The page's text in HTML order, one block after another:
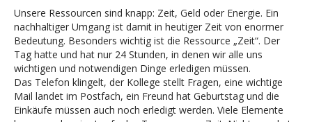
Unsere Ressourcen sind knapp: Zeit, Geld oder Energie. Ein
nachhaltiger Umgang ist damit in heutiger Zeit von enormer
Bedeutung. Besonders wichtig ist die Ressource „Zeit“. Der
Tag hatte und hat nur 24 Stunden, in denen wir alle uns
wichtigen und notwendigen Dinge erledigen müssen.
Das Telefon klingelt, der Kollege stellt Fragen, eine wichtige
Mail landet im Postfach, ein Freund hat Geburtstag und die
Einkäufe müssen auch noch erledigt werden. Viele Elemente